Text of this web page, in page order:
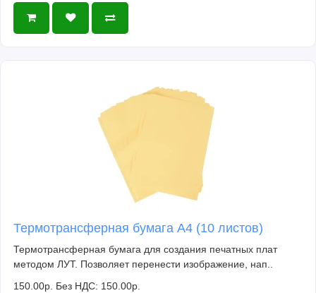
Термотрансферная бумага А4 (10 листов)
Термотрансферная бумага для создания печатных плат
методом ЛУТ. Позволяет перенести изображение, нап..
150.00р. Без НДС: 150.00р.